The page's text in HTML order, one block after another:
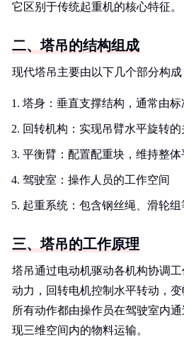
它区别于传统起重机的核心特征。
二、塔吊的结构组成
现代塔吊主要由以下几个部分构成
塔身：垂直支撑结构，通常由标
回转机构：实现吊臂水平旋转
平衡臂：配置配重块，维持整体
驾驶室：操作人员的工作空间
起重系统：包含钢丝绳、滑轮组
三、塔吊的工作原理
塔吊通过电动机驱动各机构协调
动力，回转电机控制水平转动，变
所有动作都由操作员在驾驶室内
现三维空间内的物料运输。